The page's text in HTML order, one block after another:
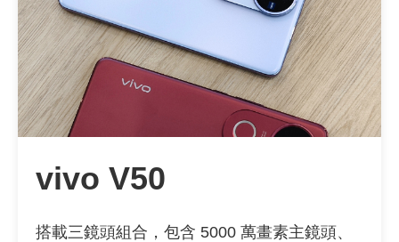
vivo V50
搭載三鏡頭組合，包含 5000 萬畫素主鏡頭、